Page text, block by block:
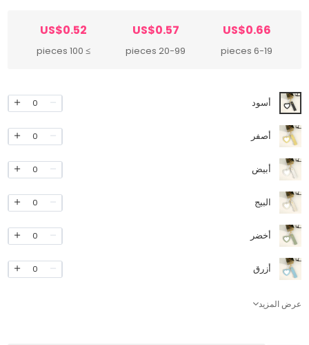
US$0.66
6-19 pieces
US$0.57
20-99 pieces
US$0.52
≥ 100 pieces
أسود 0
أصفر 0
أبيض 0
البيج 0
أخضر 0
أزرق 0
عرض المزيد